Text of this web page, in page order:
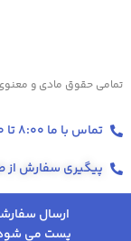
پست می
تمامی حقوق مادی و
تماس با ما 8:00 تا 16:00 09136604547
پیگیری سفارش از